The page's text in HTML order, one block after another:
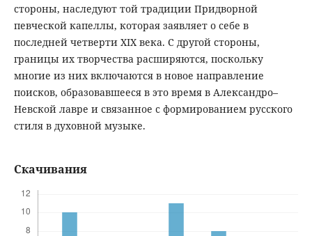
стороны, наследуют той традиции Придворной
певческой капеллы, которая заявляет о себе в
последней четверти XIX века. С другой стороны,
границы их творчества расширяются, поскольку
многие из них включаются в новое направление
поисков, образовавшееся в это время в Александро–
Невской лавре и связанное с формированием русского
стиля в духовной музыке.
Скачивания